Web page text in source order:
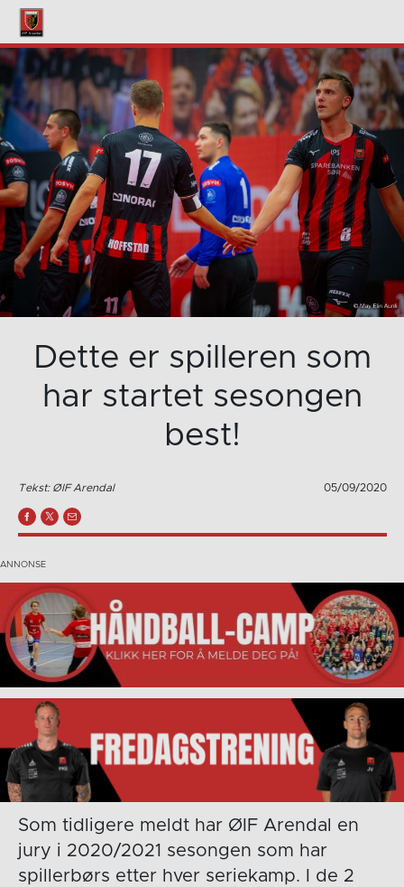
Dette er spilleren som
har startet sesongen
best!
Tekst: ØIF Arendal 05/09/2020
Som tidligere meldt har ØIF Arendal en
jury i 2020/2021 sesongen som har
spillerbørs etter hver seriekamp. I de 2